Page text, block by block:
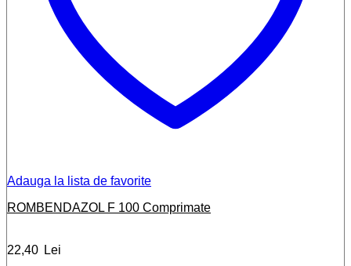
Adauga la lista de favorite
ROMBENDAZOL F 100 Comprimate
22,40 Lei